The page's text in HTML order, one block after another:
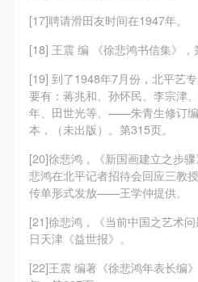
[17]聘请滑田友时间在1947年。
[18] 王震 编 《徐悲鸿书信集》，
[19] 到了1948年7月份，北平艺
要有：蒋兆和、孙怀民、李宗津
年、田世光等。——朱青生修订
本，（未出版）。第315页。
[20]徐悲鸿，《新国画建立之步
悲鸿在北平记者招待会回应三教
传单形式发放——王学仲提供。
[21]徐悲鸿，《当前中国之艺术
日天津《益世报》。
[22]王震 编著《徐悲鸿年表长编